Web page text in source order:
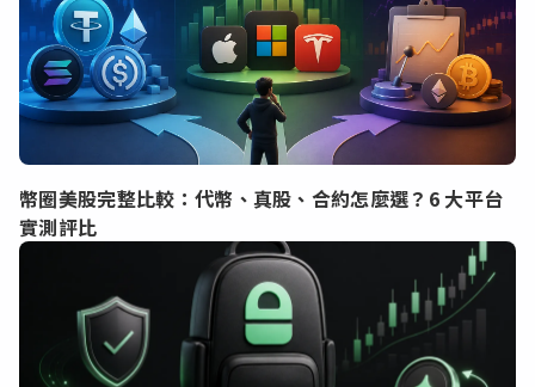
幣圈美股完整比較：代幣、真股、合約怎麼選？6 大平台
實測評比